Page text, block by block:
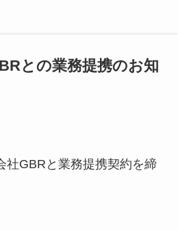
との業務提携のお知
社GBRと業務提携契約を締